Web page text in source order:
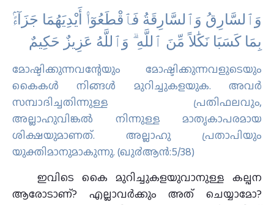
ﻭَٱﻟﺴَّﺎﺭِﻕُ ﻭَٱﻟﺴَّﺎﺭِﻗَﺔُ ﻓَﭑﻗْﻄَﻌُﻮٓا۟ ﺃَﻳْﺪِﻳَﻬُﻤَﺎ ﺟَﺰَآءًۢ
ﺑِﻤَﺎ ﻛَﺴَﺒَﺎ ﻧَﻜَٰﻼً ﻣِّﻦَ ٱﻟﻠَّﻪِ ۗ ﻭَٱﻟﻠَّﻪُ ﻋَﺰِﻳﺰٌ ﺣَﻜِﻴﻢٌ
മോഷ്ടിക്കുന്നവന്റേയും മോഷ്ടിക്കുന്നവളുടെയും
കൈകള്‍ നിങ്ങള്‍ മുറിച്ചുകളയുക. അവര്‍
സമ്പാദിച്ചതിന്നുള്ള പ്രതിഫലവും,
അല്ലാഹുവിങ്കല്‍ നിന്നുള്ള മാതൃകാപരമായ
ശിക്ഷയുമാണത്‌. അല്ലാഹു പ്രതാപിയും
യുക്തിമാനുമാകുന്നു. (ഖു൪ആന്‍:5/38)
ഇവിടെ കൈ മുറിച്ചുകളയുവാനുള്ള കല്പന
ആരോടാണ്? എല്ലാവര്‍ക്കും അത് ചെയ്യാമോ?